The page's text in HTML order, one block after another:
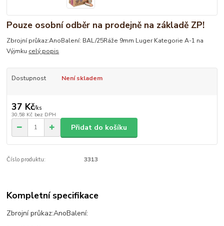
Pouze osobní odběr na prodejně na základě ZP!
Zbrojní průkaz:AnoBalení: BAL/25Ráže 9mm Luger Kategorie A-1 na
Výjmku celý popis
Dostupnost Není skladem
37 Kč/ks
30,58 Kč bez DPH
Přidat do košíku
Číslo produktu: 3313
Kompletní specifikace
Zbrojní průkaz:AnoBalení: